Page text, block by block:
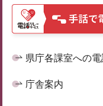
県庁各課室への
庁舎案内